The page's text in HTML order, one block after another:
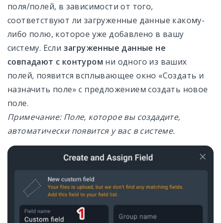
поля/полей, в зависимости от того,
соответствуют ли загруженные данные какому-
либо полю, которое уже добавлено в вашу
систему. Если загруженные данные не
совпадают с контуром ни одного из ваших
полей, появится всплывающее окно «Создать и
назначить поле» с предложением создать новое
поле.
Примечание: Поле, которое вы создадите,
автоматически появится у вас в системе.